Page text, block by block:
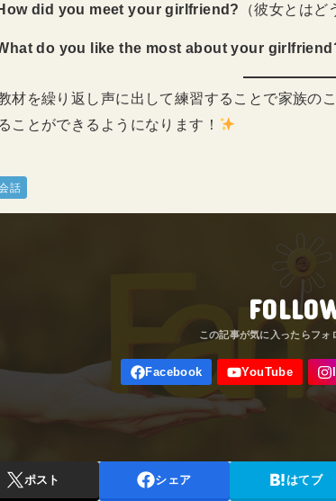
did you meet your girlfriend? （彼女とは
do you like the most about your
材を繰り返し声に出して練習することで家族の
ことができるようになります！
話
ポスト シェア はてブ